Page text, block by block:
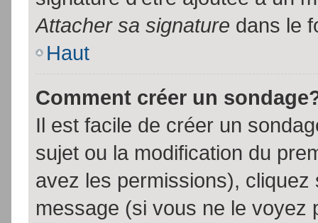
Attacher sa signature dans le
Haut
Comment créer un
Il est facile de créer un
sujet ou la modification du
avez les permissions), cliquez
message (si vous ne le voyez